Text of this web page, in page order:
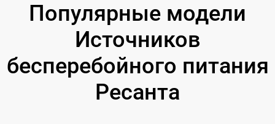
Популярные модели
Источников
бесперебойного питания
Ресанта